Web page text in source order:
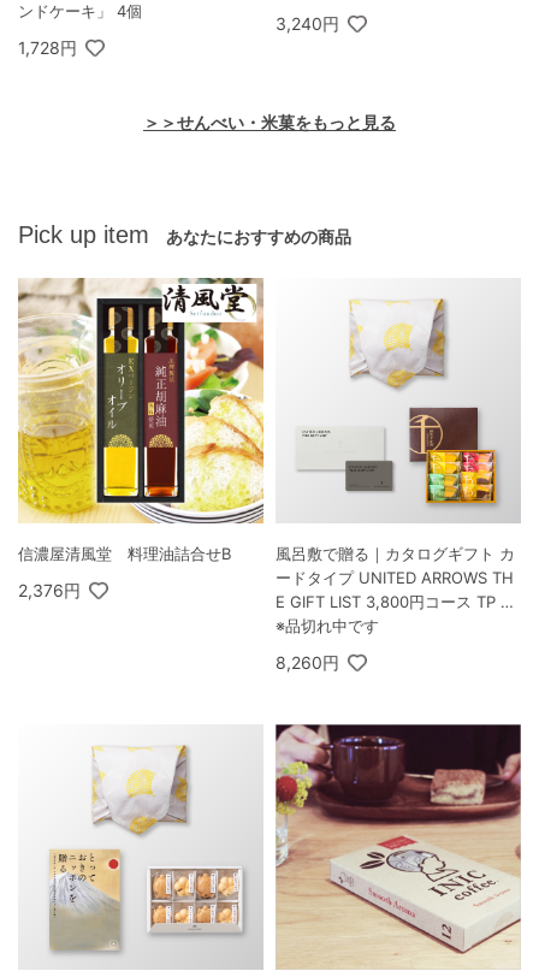
ンドケーキ」 4個
1,728円
3,240円
＞＞せんべい・米菓をもっと見る
Pick up item あなたにおすすめの商品
信濃屋清風堂 料理油詰合せB
2,376円
風呂敷で贈る｜カタログギフト カ
ードタイプ UNITED ARROWS TH
E GIFT LIST 3,800円コース TP ＋
銀座千疋屋 銀座フルーツクーヘン
※品切れ中です
8,260円